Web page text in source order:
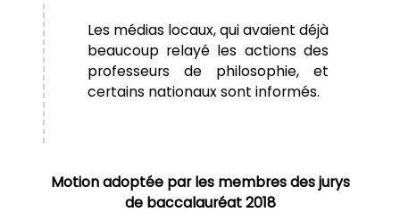
Les médias locaux, qui avaient déjà
beaucoup relayé les actions des
professeurs de philosophie, et
certains nationaux sont informés.
Motion adoptée par les membres des jurys
de baccalauréat 2018